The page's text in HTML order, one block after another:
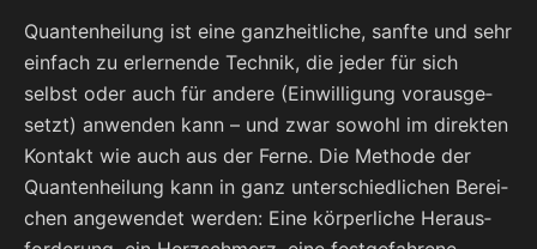
Quan­ten­hei­lung ist eine ganz­heit­li­che, sanf­te und sehr
ein­fach zu erler­nen­de Tech­nik, die jeder für sich
selbst oder auch für ande­re (Ein­wil­li­gung vor­aus­ge­
setzt) anwen­den kann – und zwar sowohl im direk­ten
Kon­takt wie auch aus der Fer­ne. Die Metho­de der
Quan­ten­hei­lung kann in ganz unter­schied­li­chen Berei­
chen ange­wen­det wer­den: Eine kör­per­li­che Her­aus­